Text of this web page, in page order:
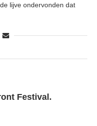
lijve ondervonden dat
Festival.